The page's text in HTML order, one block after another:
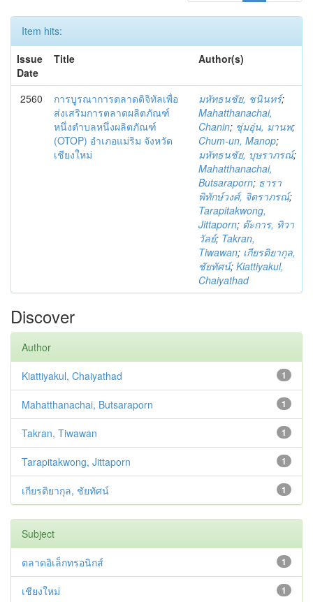
Item hits:
Issue
Date
Title Author(s)
2560
การบูรณาการตลาดดิจิทัลเพื่อ
ส่งเสริมการตลาดผลิตภัณฑ์
หนึ่งตำบลหนึ่งผลิตภัณฑ์
(OTOP) อำเภอแม่ริม จังหวัด
เชียงใหม่
มหัทธนชัย, ชนินทร์;
Mahatthanachai,
Chanin; ชุ่มอุ่น, มานพ;
Chum-un, Manop;
มหัทธนชัย, บุษราภรณ์;
Mahatthanachai,
Butsaraporn; ธารา
พิทักษ์วงศ์, จิตราภรณ์;
Tarapitakwong,
Jittaporn; ต๊ะการ, ทิวา
วัลย์; Takran,
Tiwawan; เกียรติยากุล,
ชัยทัศน์; Kiattiyakul,
Chaiyathad
Discover
Author
1
Kiattiyakul, Chaiyathad
1
Mahatthanachai, Butsaraporn
1
Takran, Tiwawan
1
Tarapitakwong, Jittaporn
1
เกียรติยากุล, ชัยทัศน์
Subject
1
ตลาดอิเล็กทรอนิกส์
1
เชียงใหม่